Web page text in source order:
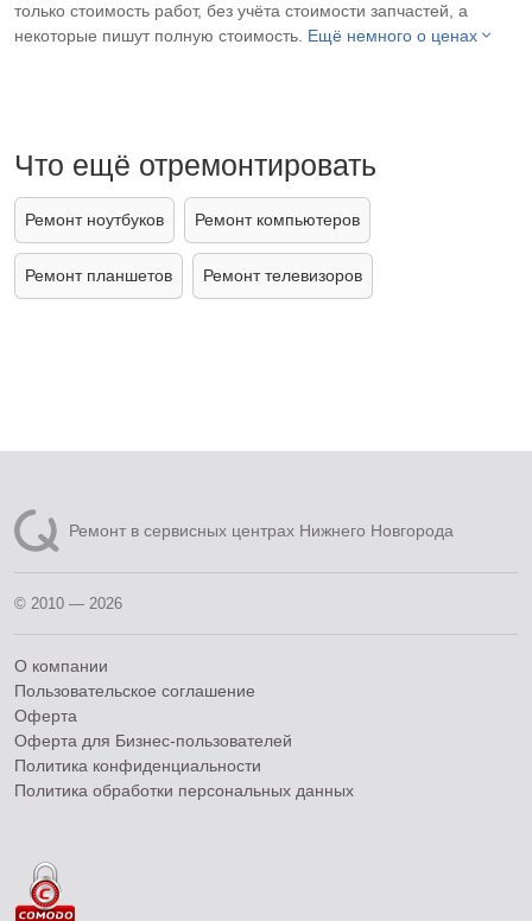
только стоимость работ, без учёта стоимости запчастей, а
некоторые пишут полную стоимость. Ещё немного о ценах
Что ещё отремонтировать
Ремонт ноутбуков Ремонт компьютеров
Ремонт планшетов Ремонт телевизоров
Ремонт в сервисных центрах Нижнего Новгорода
© 2010 — 2026
О компании
Пользовательское соглашение
Оферта
Оферта для Бизнес-пользователей
Политика конфиденциальности
Политика обработки персональных данных